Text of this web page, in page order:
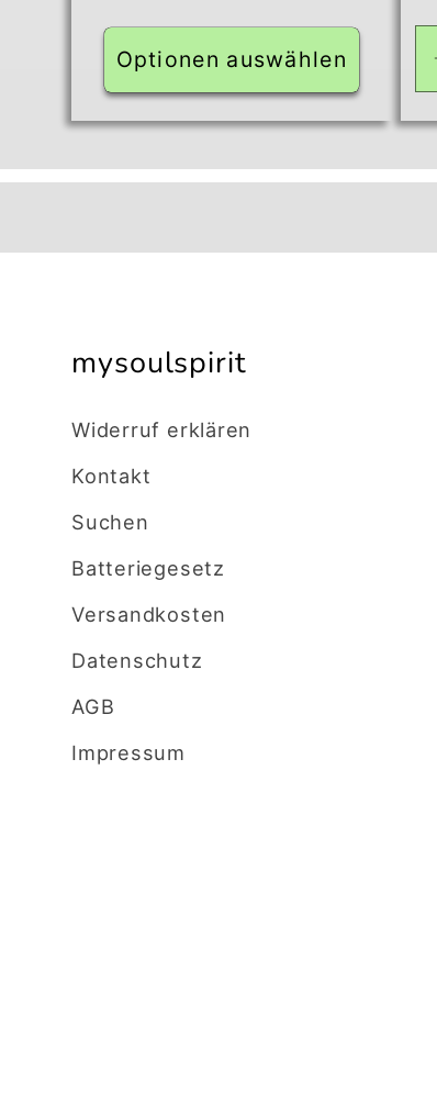
Optionen auswählen
mysoulspirit
Widerruf erklären
Kontakt
Suchen
Batteriegesetz
Versandkosten
Datenschutz
AGB
Impressum